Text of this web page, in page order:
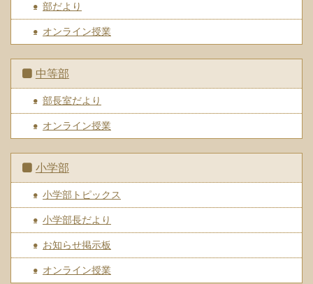
部だより
オンライン授業
中等部
部長室だより
オンライン授業
小学部
小学部トピックス
小学部長だより
お知らせ掲示板
オンライン授業